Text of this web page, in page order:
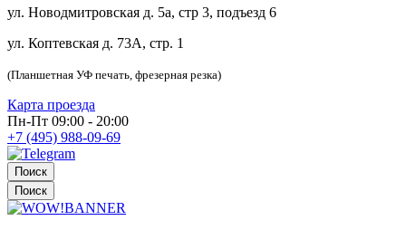
ул. Новодмитровская д. 5а, стр 3, подъезд 6
ул. Коптевская д. 73А, стр. 1
(Планшетная УФ печать, фрезерная резка)
Карта проезда
Пн-Пт 09:00 - 20:00
+7 (495) 988-09-69
Поиск
Поиск